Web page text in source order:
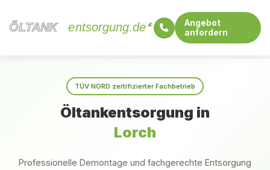
ÖLTANK
ÖLTANK entsorgung.de
Angebot
anfordern
TÜV NORD zertifizierter Fachbetrieb
Öltankentsorgung in
Lorch
Professionelle Demontage und fachgerechte Entsorgung